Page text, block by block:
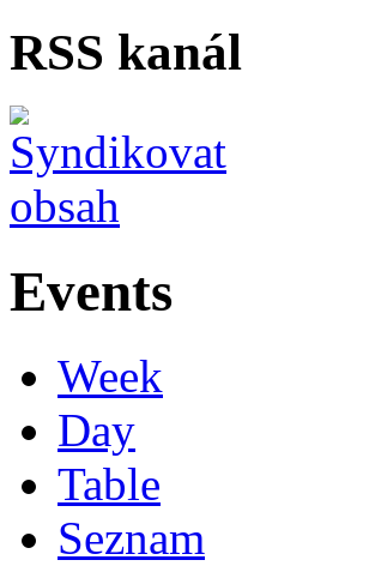
RSS kanál
Events
Week
Day
Table
Seznam